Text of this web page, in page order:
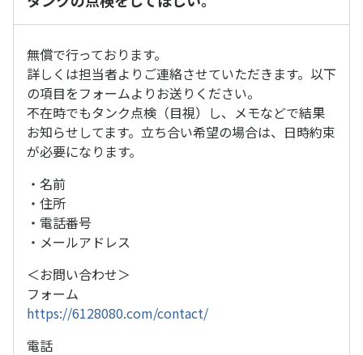
無償で行っております。
詳しくは担当者よりご連絡させていただきます。以下
の項目をフォームよりお送りください。
不在時でもタンク点検（目視）し、メモなどで結果
お知らせしてます。立ち合い希望の場合は、日時約束
が必要になります。
・名前
・住所
・電話番号
・メールアドレス
＜お問い合わせ＞
フォーム
https://6128080.com/contact/
電話